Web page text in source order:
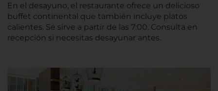
En el desayuno, el restaurante ofrece un delicioso
buffet continental que también incluye platos
calientes. Se sirve a partir de las 7:00. Consulta en
recepción si necesitas desayunar antes.